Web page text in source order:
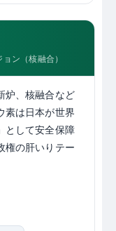
ン（核融合）
炉、核融合など
素は日本が世界
として安全保障
権の肝いりテー